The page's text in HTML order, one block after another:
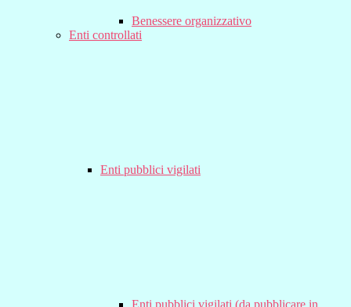
Benessere organizzativo
Enti controllati
Enti pubblici vigilati